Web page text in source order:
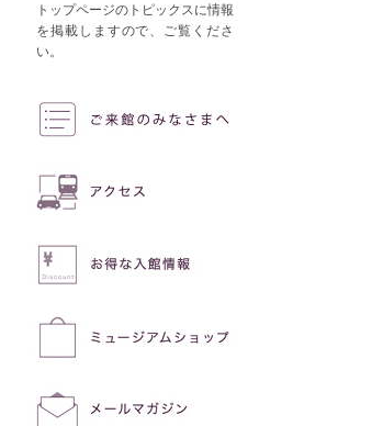
トップページのトピックスに情報
を掲載しますので、ご覧くださ
い。